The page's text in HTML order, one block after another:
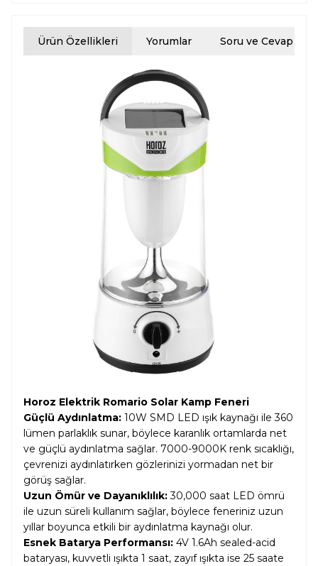
Ürün Özellikleri Yorumlar Soru ve Cevap
Horoz Elektrik Romario Solar Kamp Feneri
Güçlü Aydınlatma: 10W SMD LED ışık kaynağı ile 360
lümen parlaklık sunar, böylece karanlık ortamlarda net
ve güçlü aydınlatma sağlar. 7000-9000K renk sıcaklığı,
çevrenizi aydınlatırken gözlerinizi yormadan net bir
görüş sağlar.
Uzun Ömür ve Dayanıklılık:30,000 saat LED ömrü
ile uzun süreli kullanım sağlar, böylece feneriniz uzun
yıllar boyunca etkili bir aydınlatma kaynağı olur.
Esnek Batarya Performansı: 4V 1.6Ah sealed-acid
bataryası, kuvvetli ışıkta 1 saat, zayıf ışıkta ise 25 saate